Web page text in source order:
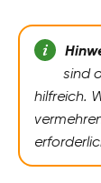
sind
hilfreich.